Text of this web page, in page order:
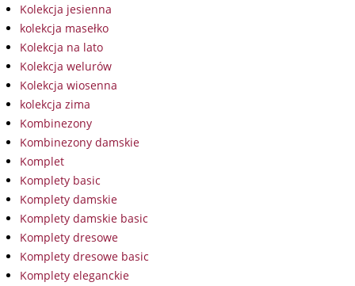
Kolekcja jesienna
kolekcja masełko
Kolekcja na lato
Kolekcja welurów
Kolekcja wiosenna
kolekcja zima
Kombinezony
Kombinezony damskie
Komplet
Komplety basic
Komplety damskie
Komplety damskie basic
Komplety dresowe
Komplety dresowe basic
Komplety eleganckie